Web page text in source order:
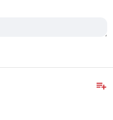
playlist_add